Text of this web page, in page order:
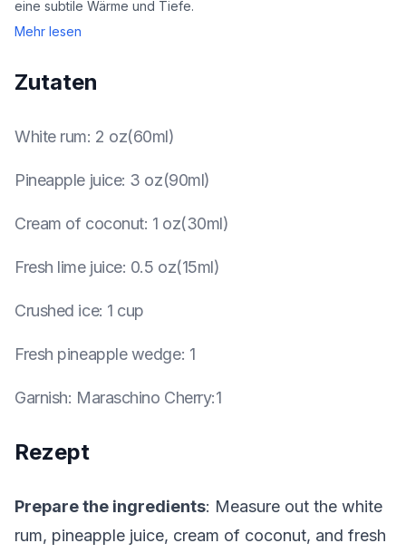
eine subtile Wärme und Tiefe.
Mehr lesen
Zutaten
White rum: 2 oz(60ml)
Pineapple juice: 3 oz(90ml)
Cream of coconut: 1 oz(30ml)
Fresh lime juice: 0.5 oz(15ml)
Crushed ice: 1 cup
Fresh pineapple wedge: 1
Garnish: Maraschino Cherry:1
Rezept
Prepare the ingredients: Measure out the white
rum, pineapple juice, cream of coconut, and fresh